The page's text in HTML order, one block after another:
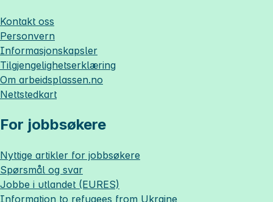
Kontakt oss
Personvern
Informasjonskapsler
Tilgjengelighetserklæring
Om arbeidsplassen.no
Nettstedkart
For jobbsøkere
Nyttige artikler for jobbsøkere
Spørsmål og svar
Jobbe i utlandet (EURES)
Information to refugees from Ukraine